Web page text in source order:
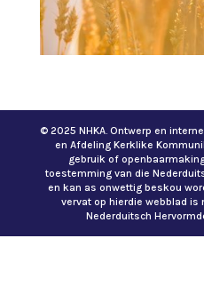
© 2025 NHKA. Ontwerp en
en Afdeling Kerklike
gebruik of
toestemming van die
en kan as onwettig beskou
vervat op hierdie webblad is
Nederduitsch